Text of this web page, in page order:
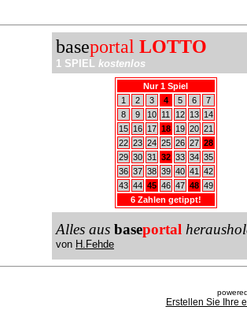
baseportal LOTTO
1 SPIEL kostenlos
Nur 1 Spiel
1
2 3 4 5 6
7
8
9 10 11 12 13
14
15
16 17 18 19 20 21
22 23 24 25 26 27 28
29 30 31 32 33 34 35
36 37 38 39 40 41
42
43 44 45 46 47 48 49
6 Zahlen getippt!
Alles aus baseportal
von H.Fehde
Erstellen Sie Ihre